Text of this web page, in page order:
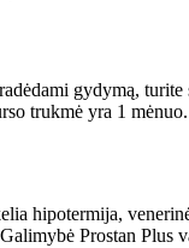
gydymą,
trukmė yra 1 mėnuo.
hipotermija,
Prostan Plus